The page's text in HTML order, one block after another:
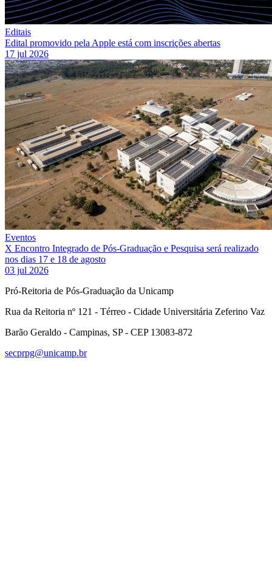
Editais
Edital promovido pela Apple está com inscrições abertas
17 jul 2026
Eventos
X Encontro Integrado de Pós-Graduação e Pesquisa será realizado
nos dias 17 e 18 de agosto
03 jul 2026
Pró-Reitoria de Pós-Graduação da Unicamp
Rua da Reitoria nº 121 - Térreo - Cidade Universitária Zeferino Vaz
Barão Geraldo - Campinas, SP - CEP 13083-872
secprpg@unicamp.br